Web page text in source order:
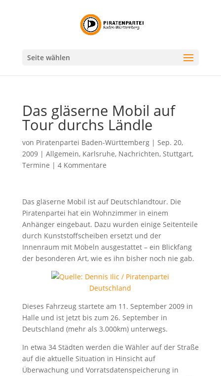
Seite wählen
Das gläserne Mobil auf
Tour durchs Ländle
von Piratenpartei Baden-Württemberg| Sep. 20,
2009| Allgemein, Karlsruhe, Nachrichten, Stuttgart,
Termine | 4 Kommentare
Das gläserne Mobil ist auf Deutschlandtour. Die
Piratenpartei hat ein Wohnzimmer in einem
Anhänger eingebaut. Dazu wurden einige Seitenteile
durch Kunststoffscheiben ersetzt und der
Innenraum mit Möbeln ausgestattet – ein Blickfang
der besonderen Art, wie es ihn bisher noch nie gab.
Dieses Fahrzeug startete am 11. September 2009 in
Halle und ist jetzt bis zum 26. September in
Deutschland (mehr als 3.000km) unterwegs.
In etwa 34 Städten werden die Wähler auf der Straße
auf die aktuelle Situation in Hinsicht auf
Überwachung und Vorratsdatenspeicherung in